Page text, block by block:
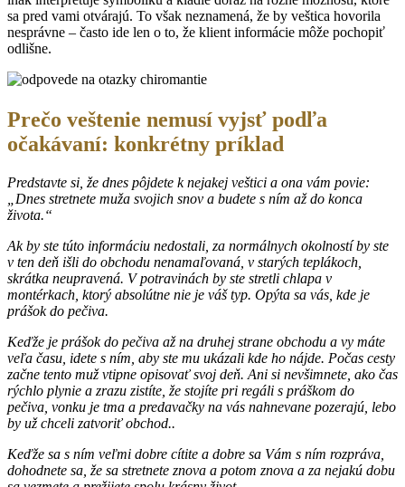
sa pred vami otvárajú. To však neznamená, že by veštica hovorila
nesprávne – často ide len o to, že klient informácie môže pochopiť
odlišne.
Prečo veštenie nemusí vyjsť podľa
očakávaní: konkrétny príklad
Predstavte si, že dnes pôjdete k nejakej veštici a ona vám povie:
„Dnes stretnete muža svojich snov a budete s ním až do konca
života.“
Ak by ste túto informáciu nedostali, za normálnych okolností by ste
v ten deň išli do obchodu nenamaľovaná, v starých teplákoch,
skrátka neupravená. V potravinách by ste stretli chlapa v
montérkach, ktorý absolútne nie je váš typ. Opýta sa vás, kde je
prášok do pečiva.
Keďže je prášok do pečiva až na druhej strane obchodu a vy máte
veľa času, idete s ním, aby ste mu ukázali kde ho nájde. Počas cesty
začne tento muž vtipne opisovať svoj deň. Ani si nevšimnete, ako čas
rýchlo plynie a zrazu zistíte, že stojíte pri regáli s práškom do
pečiva, vonku je tma a predavačky na vás nahnevane pozerajú, lebo
by už chceli zatvoriť obchod..
Keďže sa s ním veľmi dobre cítite a dobre sa Vám s ním rozpráva,
dohodnete sa, že sa stretnete znova a potom znova a za nejakú dobu